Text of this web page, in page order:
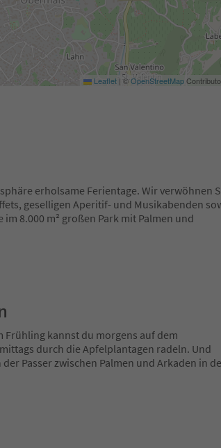
Leaflet | ©OpenStreetMap
erholsame Ferientage. Wir verwöhnen
geselligen Aperitif- und Musikabenden
8.000 m² großen Park mit Palmen und
kannst du morgens auf dem
durch die Apfelplantagen radeln. Und
Passer zwischen Palmen und Arkaden in